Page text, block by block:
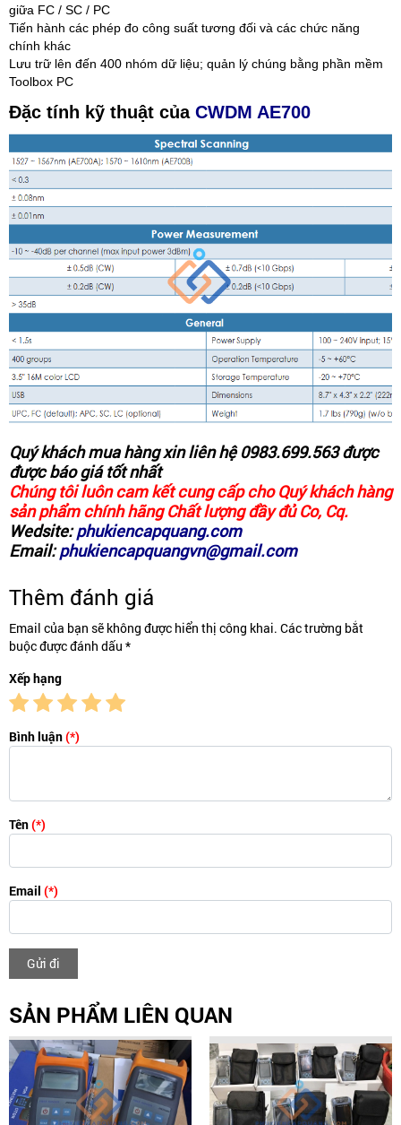
giữa FC / SC / PC
Tiến hành các phép đo công suất tương đối và các chức năng
chính khác
Lưu trữ lên đến 400 nhóm dữ liệu; quản lý chúng bằng phần mềm
Toolbox PC
Đặc tính kỹ thuật của CWDM AE700
Quý khách mua hàng xin liên hệ0983.699.563được
được báo giá tốt nhất
Chúng tôi luôn cam kết cung cấp cho Quý khách hàng
sản phẩm chính hãng Chất lượng đầy đủ Co, Cq.
Wedsite:phukiencapquang.com
Email:phukiencapquangvn@gmail.com
Thêm đánh giá
Email của bạn sẽ không được hiển thị công khai. Các trường bắt
buộc được đánh dấu *
Xếp hạng
Bình luận(*)
Tên(*)
Email (*)
Gửi đi
SẢN PHẨM LIÊN QUAN